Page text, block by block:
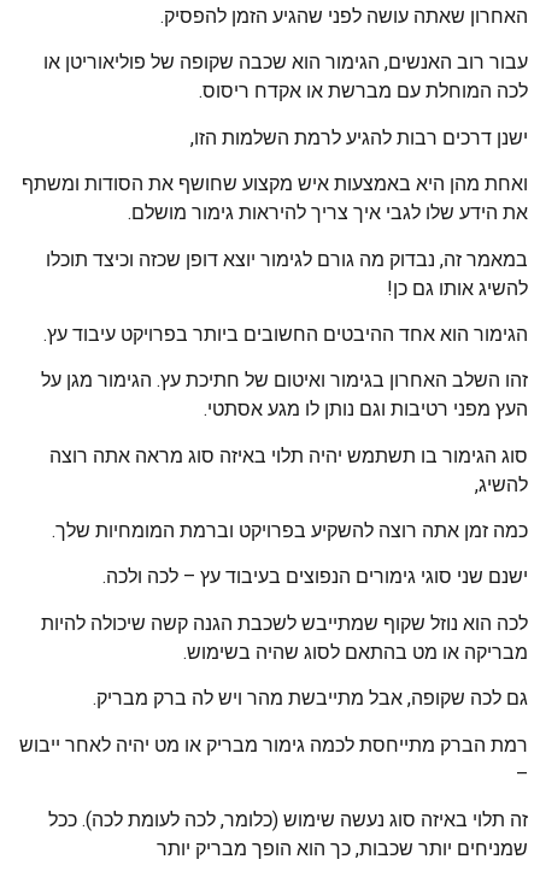
האחרון שאתה עושה לפני שהגיע הזמן להפסיק.
עבור רוב האנשים, הגימור הוא שכבה שקופה של פוליאוריטן או
לכה המוחלת עם מברשת או אקדח ריסוס.
ישנן דרכים רבות להגיע לרמת השלמות הזו,
ואחת מהן היא באמצעות איש מקצוע שחושף את הסודות ומשתף
את הידע שלו לגבי איך צריך להיראות גימור מושלם.
במאמר זה, נבדוק מה גורם לגימור יוצא דופן שכזה וכיצד תוכלו
להשיג אותו גם כן!
הגימור הוא אחד ההיבטים החשובים ביותר בפרויקט עיבוד עץ.
זהו השלב האחרון בגימור ואיטום של חתיכת עץ. הגימור מגן על
העץ מפני רטיבות וגם נותן לו מגע אסתטי.
סוג הגימור בו תשתמש יהיה תלוי באיזה סוג מראה אתה רוצה
להשיג,
כמה זמן אתה רוצה להשקיע בפרויקט וברמת המומחיות שלך.
ישנם שני סוגי גימורים הנפוצים בעיבוד עץ – לכה ולכה.
לכה הוא נוזל שקוף שמתייבש לשכבת הגנה קשה שיכולה להיות
מבריקה או מט בהתאם לסוג שהיה בשימוש.
גם לכה שקופה, אבל מתייבשת מהר ויש לה ברק מבריק.
רמת הברק מתייחסת לכמה גימור מבריק או מט יהיה לאחר ייבוש
–
זה תלוי באיזה סוג נעשה שימוש (כלומר, לכה לעומת לכה). ככל
שמניחים יותר שכבות, כך הוא הופך מבריק יותר